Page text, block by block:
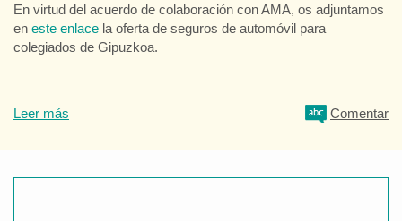
En virtud del acuerdo de colaboración con AMA, os adjuntamos
en este enlace la oferta de seguros de automóvil para
colegiados de Gipuzkoa.
Leer más Comentar